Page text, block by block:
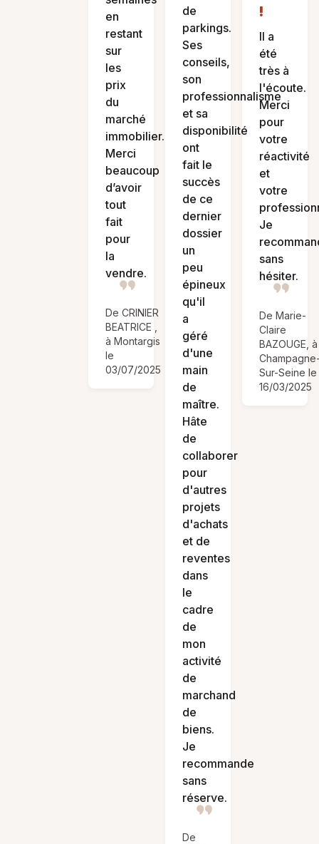
en
restant
sur
les
prix
du
marché
immobilier.
Merci
beaucoup
d’avoir
tout
fait
pour
la
vendre.
De CRINIER
BEATRICE ,
à Montargis
le
03/07/2025
de
parkings.
Ses
conseils,
son
professionnalisme
et sa
disponibilité
ont
fait le
succès
de ce
dernier
dossier
un
peu
épineux
qu'il
a
géré
d'une
main
de
maître.
Hâte
de
collaborer
pour
d'autres
projets
d'achats
et de
reventes
dans
le
cadre
de
mon
activité
de
marchand
de
biens.
Je
recommande
sans
réserve.
De
!
Il a
été
très à
l'écoute.
Merci
pour
votre
réactivité
et
votre
Je
sans
hésiter.
De Marie-
Claire
BAZOUGE, à
Sur-Seine le
16/03/2025